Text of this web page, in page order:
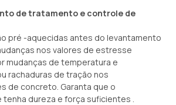
de tratamento e controle de
pré -aquecidas antes do levantamento
nos valores de estresse
mudanças de temperatura e
rachaduras de tração nos
de concreto. Garanta que o
dureza e força suficientes .